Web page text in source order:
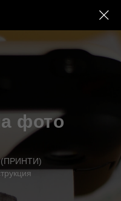
фото
(ПРИНТИ)